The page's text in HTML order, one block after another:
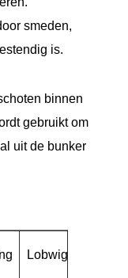
smeden,
is.
binnen
gebruikt om
uit de bunker
Lobwig van 60